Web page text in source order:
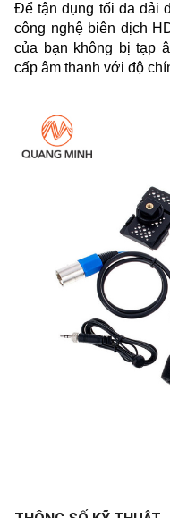
Để tận dụng tối đa dải
công nghệ biên dịch
của bạn không bị tạp
cấp âm thanh với độ